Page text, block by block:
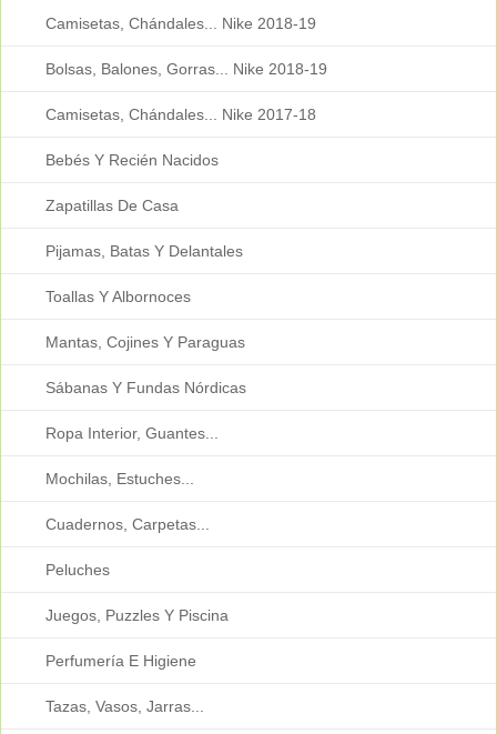
Camisetas, Chándales... Nike 2018-19
Bolsas, Balones, Gorras... Nike 2018-19
Camisetas, Chándales... Nike 2017-18
Bebés Y Recién Nacidos
Zapatillas De Casa
Pijamas, Batas Y Delantales
Toallas Y Albornoces
Mantas, Cojines Y Paraguas
Sábanas Y Fundas Nórdicas
Ropa Interior, Guantes...
Mochilas, Estuches...
Cuadernos, Carpetas...
Peluches
Juegos, Puzzles Y Piscina
Perfumería E Higiene
Tazas, Vasos, Jarras...